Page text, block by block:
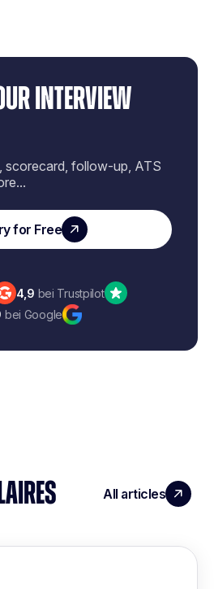
INTERVIEW
scorecard, follow-up, ATS
for Free
4,9 bei Trustpilot
bei Google
All articles